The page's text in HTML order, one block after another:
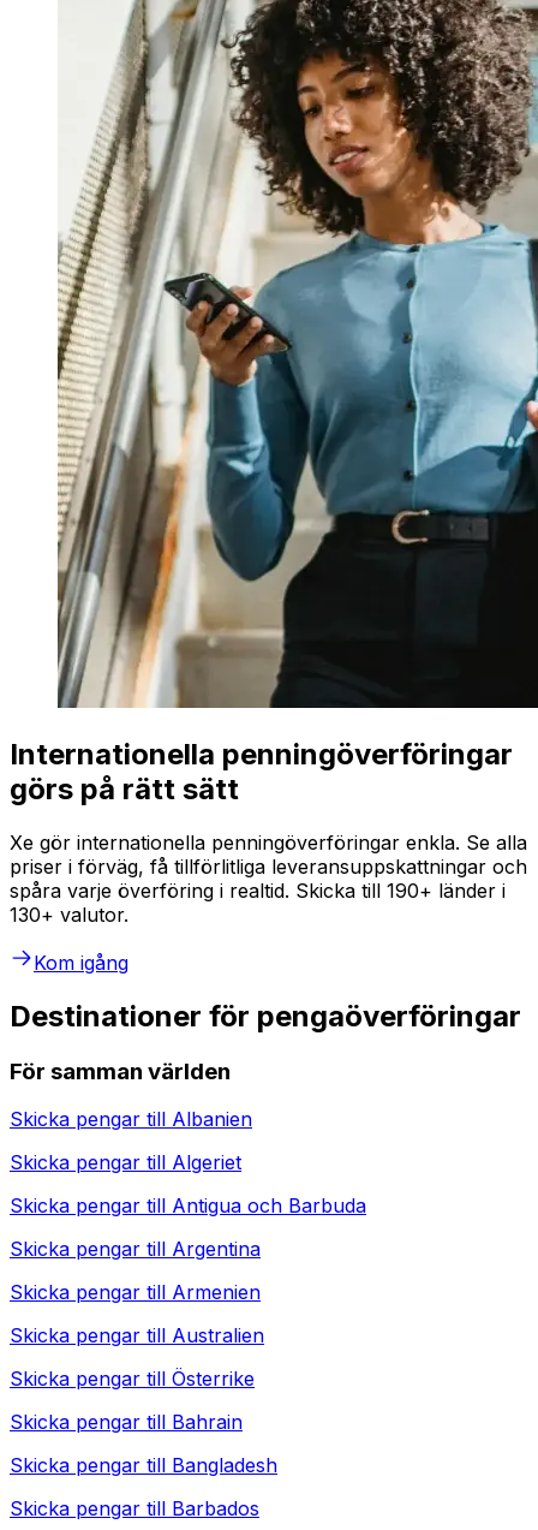
Internationella penningöverföringar
görs på rätt sätt
Xe gör internationella penningöverföringar enkla. Se alla
priser i förväg, få tillförlitliga leveransuppskattningar och
spåra varje överföring i realtid. Skicka till 190+ länder i
130+ valutor.
Kom igång
Destinationer för pengaöverföringar
För samman världen
Skicka pengar till Albanien
Skicka pengar till Algeriet
Skicka pengar till Antigua och Barbuda
Skicka pengar till Argentina
Skicka pengar till Armenien
Skicka pengar till Australien
Skicka pengar till Österrike
Skicka pengar till Bahrain
Skicka pengar till Bangladesh
Skicka pengar till Barbados